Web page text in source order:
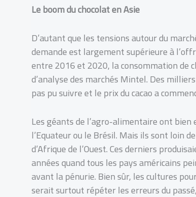
Le boom du chocolat en Asie
D’autant que les tensions autour du
demande est largement supérieure à
entre 2016 et 2020, la consommation de
d’analyse des marchés Mintel. Des
pas pu suivre et le prix du cacao a
Les géants de l’agro-alimentaire ont bien
l’Equateur ou le Brésil. Mais ils sont loin
d’Afrique de l’Ouest. Ces derniers
années quand tous les pays américains
avant la pénurie. Bien sûr, les cultures
serait surtout répéter les erreurs du